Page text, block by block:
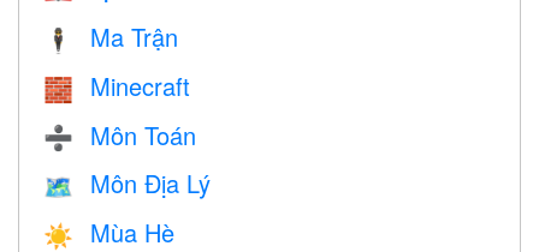
🕴️ Ma Trận
🧱 Minecraft
➗ Môn Toán
🗺 Môn Địa Lý
☀️ Mùa Hè